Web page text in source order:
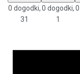
0 dogodki,
31
0 dogodki,
1